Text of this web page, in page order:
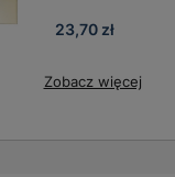
23,70 zł
Zobacz więcej